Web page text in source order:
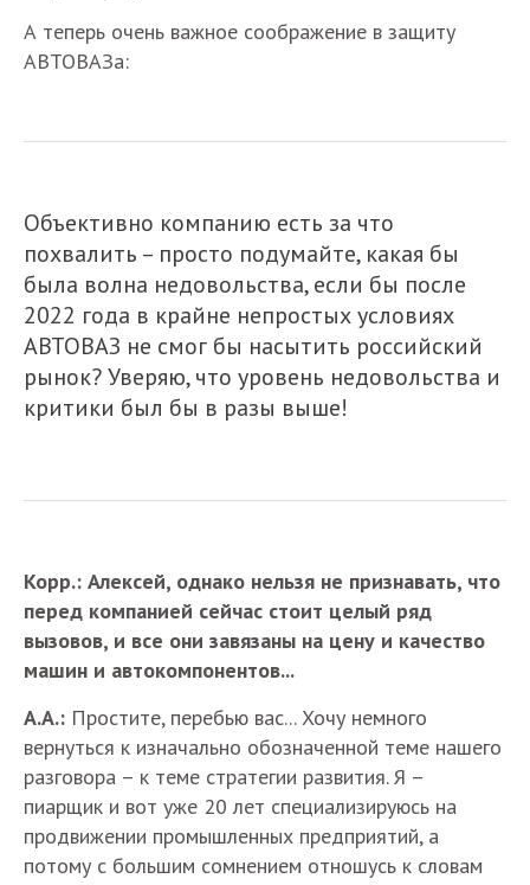
А теперь очень важное соображение в защиту
АВТОВАЗа:
Объективно компанию есть за что
похвалить – просто подумайте, какая бы
была волна недовольства, если бы после
2022 года в крайне непростых условиях
АВТОВАЗ не смог бы насытить российский
рынок? Уверяю, что уровень недовольства и
критики был бы в разы выше!
Корр.: Алексей, однако нельзя не признавать, что
перед компанией сейчас стоит целый ряд
вызовов, и все они завязаны на цену и качество
машин и автокомпонентов...
А.А.: Простите, перебью вас... Хочу немного
вернуться к изначально обозначенной теме нашего
разговора – к теме стратегии развития. Я –
пиарщик и вот уже 20 лет специализируюсь на
продвижении промышленных предприятий, а
потому с большим сомнением отношусь к словам